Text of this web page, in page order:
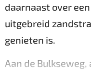
daarnaast over
uitgebreid
genieten is.
Aan de